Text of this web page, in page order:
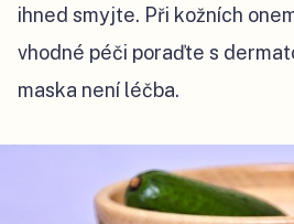
ihned smyjte. Při kožních
vhodné péči poraďte s
maska není léčba.